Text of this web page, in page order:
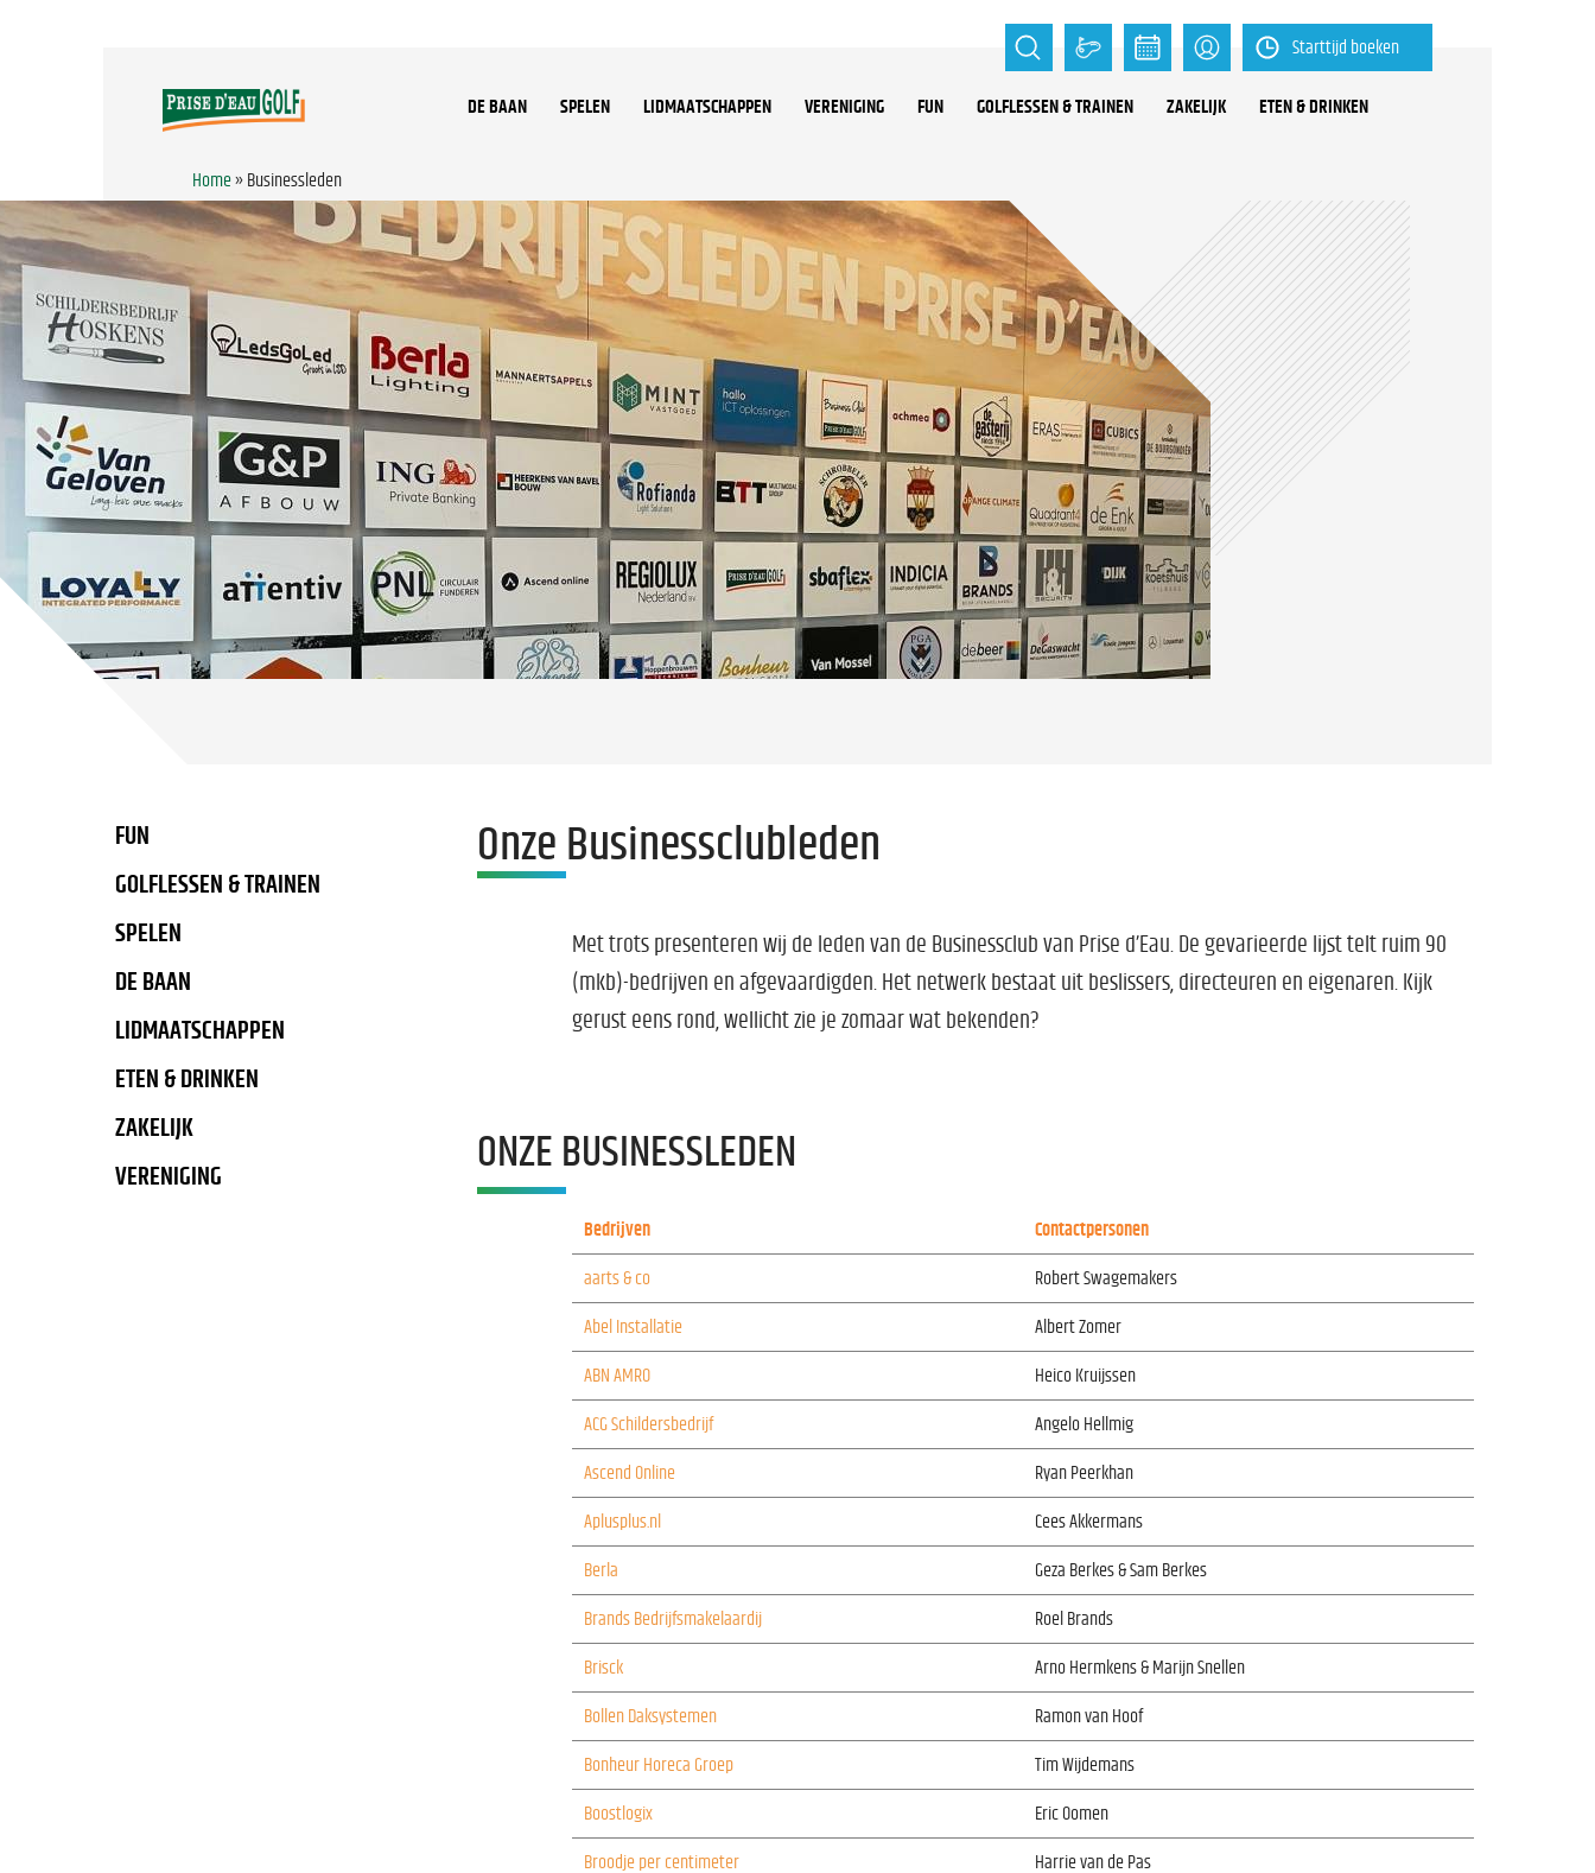
Starttijd boeken
DE BAAN SPELEN LIDMAATSCHAPPEN VERENIGING FUN GOLFLESSEN & TRAINEN ZAKELIJK ETEN & DRINKEN
Home» Businessleden
FUN
GOLFLESSEN & TRAINEN
SPELEN
DE BAAN
LIDMAATSCHAPPEN
ETEN & DRINKEN
ZAKELIJK
VERENIGING
Onze Businessclubleden
Met trots presenteren wij de leden van de Businessclub van Prise d’Eau. De gevarieerde lijst telt ruim 90
(mkb)-bedrijven en afgevaardigden. Het netwerk bestaat uit beslissers, directeuren en eigenaren. Kijk
gerust eens rond, wellicht zie je zomaar wat bekenden?
ONZE BUSINESSLEDEN
Bedrijven Contactpersonen
aarts & co Robert Swagemakers
Abel Installatie Albert Zomer
ABN AMRO Heico Kruijssen
ACG Schildersbedrijf Angelo Hellmig
Ascend Online Ryan Peerkhan
Aplusplus.nl Cees Akkermans
Berla Geza Berkes & Sam Berkes
Brands Bedrijfsmakelaardij Roel Brands
Brisck Arno Hermkens & Marijn Snellen
Bollen Daksystemen Ramon van Hoof
Bonheur Horeca Groep Tim Wijdemans
Boostlogix Eric Oomen
Broodje per centimeter Harrie van de Pas